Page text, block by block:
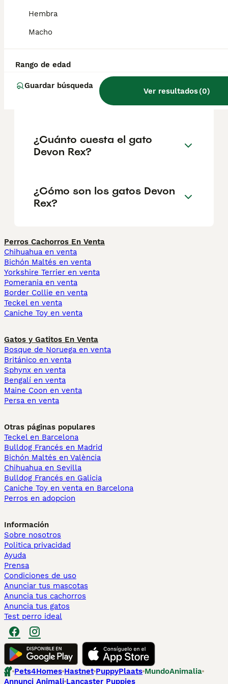
Hembra
Macho
Rango de edad
Guardar búsqueda
Ver resultados(0)
criadores responsables que garanticen la
Informarse bien y comparar opciones antes
¿Cuánto cuesta un gatito
¿Cuánto cuesta el gato
Devon Rex?
¿Cómo son los gatos Devon
Rex?
Perros Cachorros En Venta
Chihuahua en venta
Bichón Maltés en venta
Yorkshire Terrier en venta
Pomerania en venta
Border Collie en venta
Teckel en venta
Caniche Toy en venta
Gatos y Gatitos En Venta
Bosque de Noruega en venta
Británico en venta
Sphynx en venta
Bengalí en venta
Maine Coon en venta
Persa en venta
Otras páginas populares
Teckel en Barcelona
Bulldog Francés en Madrid
Bichón Maltés en València
Chihuahua en Sevilla
Bulldog Francés en Galicia
Caniche Toy en venta en Barcelona
Perros en adopcion
Información
Sobre nosotros
Politica privacidad
Ayuda
Prensa
Condiciones de uso
Anunciar tus mascotas
Anuncia tus cachorros
Anuncia tus gatos
Test perro ideal
Pets4Homes Hastnet PuppyPlaats MundoAnimalia
Annunci Animali Lancaster Puppies